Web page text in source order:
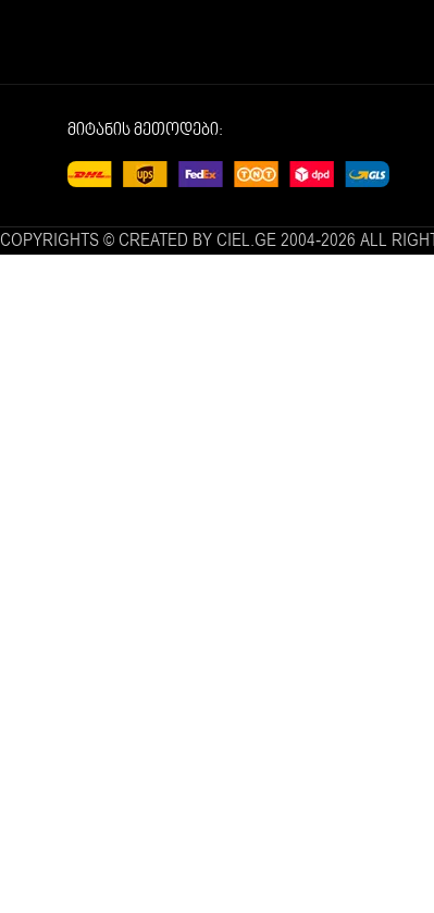
მიტანის მეთოდები:
COPYRIGHTS © CREATED BY CIEL.GE 2004-2026 ALL